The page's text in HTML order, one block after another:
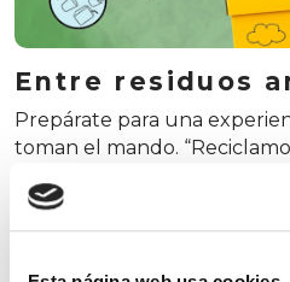
Entre residuos
Prepárate para una
toman el mando.
les damos un giro
olvides de jugar… ni de los
en cada contenedor ¿Una